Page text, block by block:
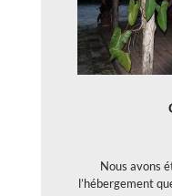
Nous avons
l’hébergement